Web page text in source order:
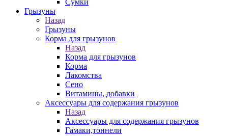
Сумки
Грызуны
Назад
Грызуны
Корма для грызунов
Назад
Корма для грызунов
Корма
Лакомства
Сено
Витамины, добавки
Аксессуары для содержания грызунов
Назад
Аксессуары для содержания грызунов
Гамаки,тоннели